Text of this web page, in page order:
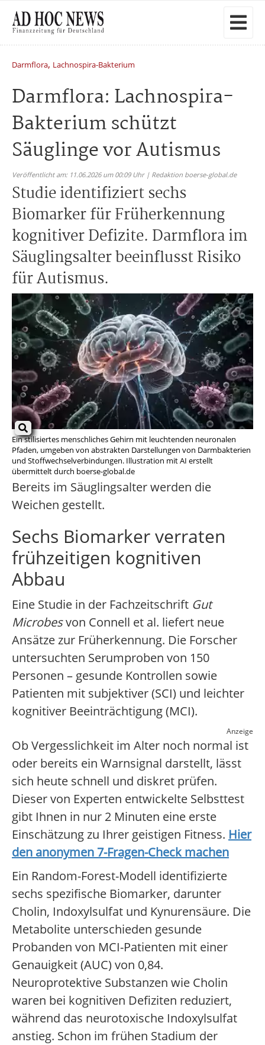
Darmflora, Lachnospira-Bakterium
Darmflora: Lachnospira-
Bakterium schützt
Säuglinge vor Autismus
Veröffentlicht am: 11.06.2026 um 00:09 Uhr | Redaktion boerse-global.de
Studie identifiziert sechs
Biomarker für Früherkennung
kognitiver Defizite. Darmflora im
Säuglingsalter beeinflusst Risiko
für Autismus.
Ein stilisiertes menschliches Gehirn mit leuchtenden neuronalen
Pfaden, umgeben von abstrakten Darstellungen von Darmbakterien
und Stoffwechselverbindungen. Illustration mit AI erstellt
übermittelt durch boerse-global.de
Bereits im Säuglingsalter werden die
Weichen gestellt.
Sechs Biomarker verraten
frühzeitigen kognitiven
Abbau
Eine Studie in der Fachzeitschrift Gut
Microbesvon Connell et al. liefert neue
Ansätze zur Früherkennung. Die Forscher
untersuchten Serumproben von 150
Personen – gesunde Kontrollen sowie
Patienten mit subjektiver (SCI) und leichter
kognitiver Beeinträchtigung (MCI).
Anzeige
Ob Vergesslichkeit im Alter noch normal ist
oder bereits ein Warnsignal darstellt, lässt
sich heute schnell und diskret prüfen.
Dieser von Experten entwickelte Selbsttest
gibt Ihnen in nur 2 Minuten eine erste
Einschätzung zu Ihrer geistigen Fitness. Hier
den anonymen 7-Fragen-Check machen
Ein Random-Forest-Modell identifizierte
sechs spezifische Biomarker, darunter
Cholin, Indoxylsulfat und Kynurensäure. Die
Metabolite unterschieden gesunde
Probanden von MCI-Patienten mit einer
Genauigkeit (AUC) von 0,84.
Neuroprotektive Substanzen wie Cholin
waren bei kognitiven Defiziten reduziert,
während das neurotoxische Indoxylsulfat
anstieg. Schon im frühen Stadium der